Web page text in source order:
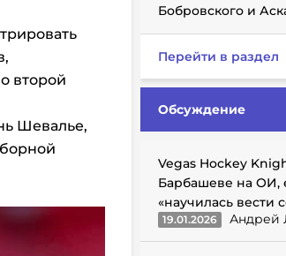
второй
Шевалье,
Бобровского и
Перейти в раздел
Обсуждение
Vegas Hockey
Барбашеве на ОИ,
«научилась вести
19.01.2026